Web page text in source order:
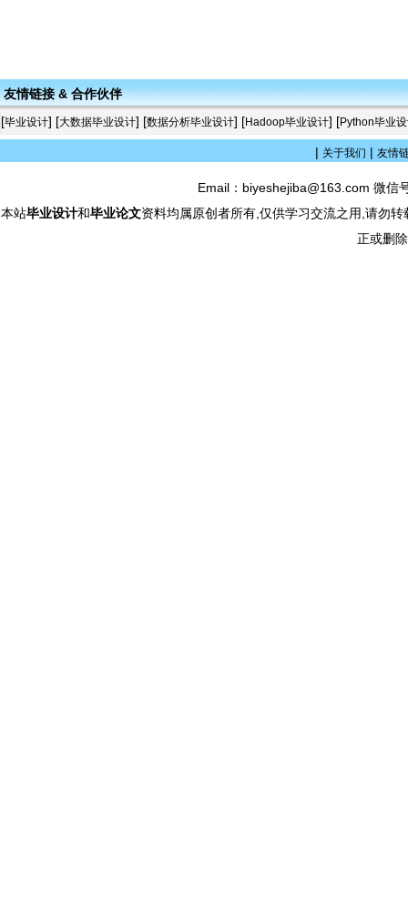
友情链接 & 合作伙伴
[毕业设计] [大数据毕业设计] [数据分析毕业设计] [Hadoop毕业设计] [Python毕业
| 关于我们 | 友情
Email：biyeshejiba@163.com 微
本站毕业设计和毕业论文资料均属原创者所有,仅供学习交流之用,请勿
正或删